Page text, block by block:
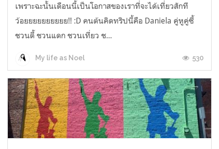
เพราะฉะนั้นเดือนนี้เป็นโอกาสของเราที่จะได้เที่ยวสักที
ว้อยยยยยยยยยย!! :D คนต้นคิดทริปนี้คือ Daniela คู่หูคู่ซี้
ชวนตี้ ชวนแดก ชวนเที่ยว ช...
My life as Noel 530